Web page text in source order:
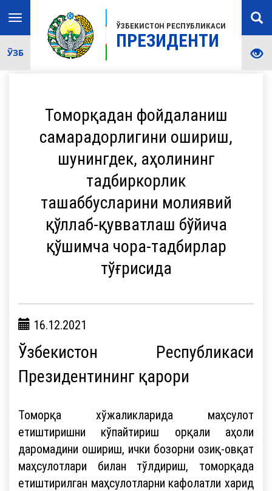
ЎЗБЕКИСТОН РЕСПУБЛИКАСИ
ПРЕЗИДЕНТИ
Toggle
navigation
ЎЗБ
Томорқадан фойдаланиш
самарадорлигини ошириш,
шунингдек, аҳолининг
тадбиркорлик
ташаббусларини молиявий
қўллаб-қувватлаш бўйича
қўшимча чора-тадбирлар
тўғрисида
16.12.2021
Ўзбекистон Республикаси
Президентининг қарори
Томорқа хўжаликларида маҳсулот
етиштиришни кўпайтириш орқали аҳоли
даромадини ошириш, ички бозорни озиқ-овқат
маҳсулотлари билан тўлдириш, томорқада
етиштирилган маҳсулотларни кафолатли харид